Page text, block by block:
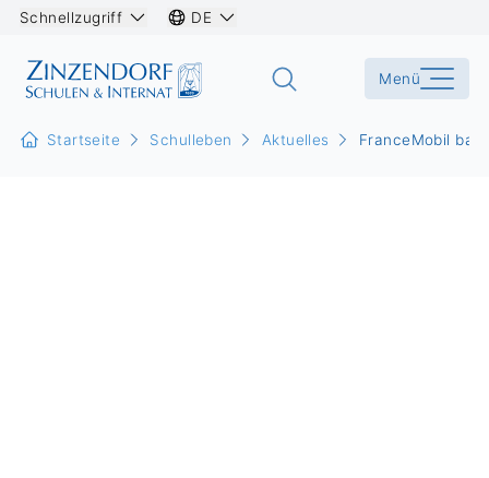
Schnellzugriff DE
Menü
Startseite Schulleben Aktuelles FranceMobil